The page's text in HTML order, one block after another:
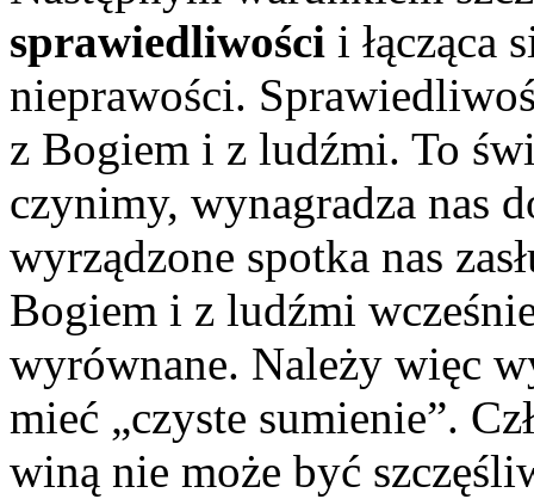
sprawiedliwości i łącząca
nieprawości.
z Bogiem i z ludźmi. To
czynimy, wynagradza nas
wyrządzone spotka nas
Bogiem i z ludźmi
wyrównane. Należy więc
mieć „czyste sumienie”.
winą nie może być